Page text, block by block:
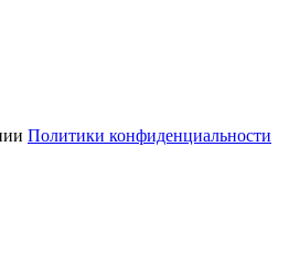
Политики конфиденциальности